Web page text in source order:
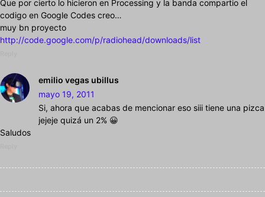
Que por cierto lo hicieron en Processing y la banda compartio el
codigo en Google Codes creo…
muy bn proyecto
http://code.google.com/p/radiohead/downloads/list
emilio vegas ubillus
mayo 19, 2011
Si, ahora que acabas de mencionar eso siii tiene una pizca
jejeje quizá un 2% 😀
Saludos